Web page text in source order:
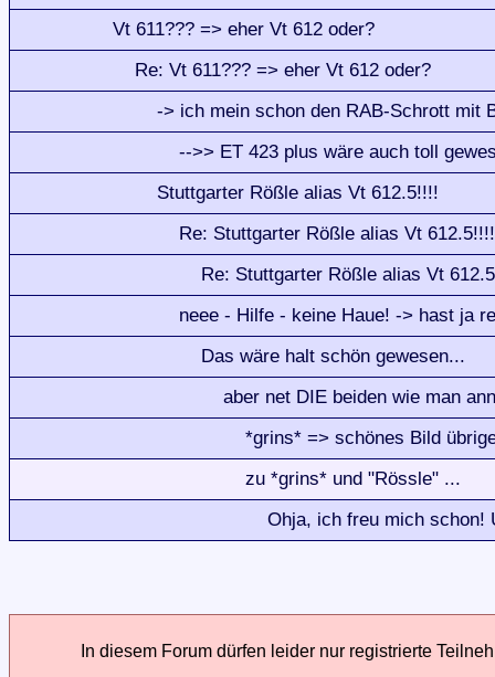
Vt 611??? => eher Vt 612 oder?
Re: Vt 611??? => eher Vt 612 oder?
-> ich mein schon den RAB-Schrott mit
-->> ET 423 plus wäre auch toll
Stuttgarter Rößle alias Vt 612.5!!!!
Re: Stuttgarter Rößle alias Vt 612.5!!!!
Re: Stuttgarter Rößle alias Vt
neee - Hilfe - keine Haue! -> hast ja
Das wäre halt schön gewesen...
aber net DIE beiden wie man
*grins* => schönes Bild
zu *grins* und "Rössle" ...
Ohja, ich freu mich schon!
In diesem Forum dürfen leider nur registrierte